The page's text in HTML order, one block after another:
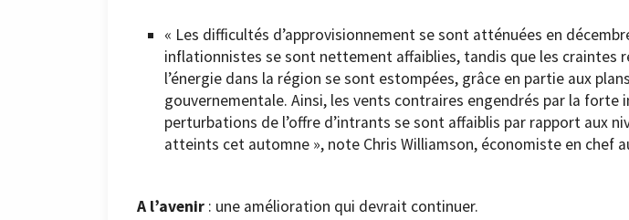
« Les difficultés d’approvisionnement se sont atténuées en
inflationnistes se sont nettement affaiblies, tandis que les craintes
l’énergie dans la région se sont estompées, grâce en partie aux
gouvernementale. Ainsi, les vents contraires engendrés par la forte
perturbations de l’offre d’intrants se sont affaiblis par rapport aux
atteints cet automne », note Chris Williamson, économiste en chef
A l’avenir : une amélioration qui devrait continuer.